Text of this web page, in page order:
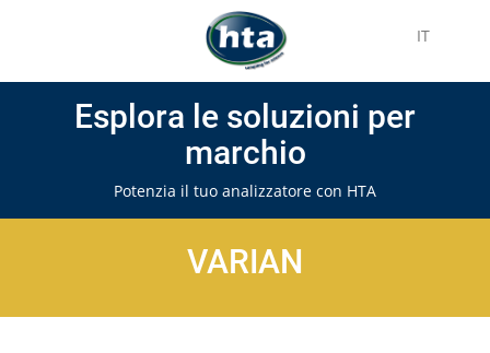
IT
Esplora le soluzioni per
marchio
Potenzia il tuo analizzatore con HTA
VARIAN